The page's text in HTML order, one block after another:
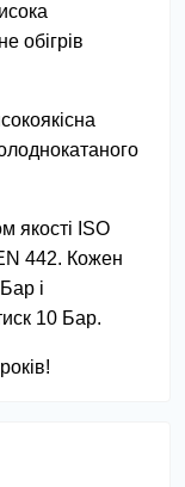
обігрів
якості ISO
442. Кожен
і
10 Бар.